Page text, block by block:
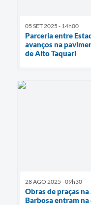
05 SET 2025 - 14h00
Parceria entre
avanços na
de Alto Taquari
28 AGO 2025 - 09h30
Obras de praças
Barbosa entram